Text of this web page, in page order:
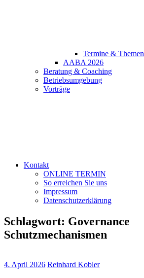
Termine & Themen
AABA 2026
Beratung & Coaching
Betriebsumgebung
Vorträge
Kontakt
ONLINE TERMIN
So erreichen Sie uns
Impressum
Datenschutzerklärung
Schlagwort: Governance
Schutzmechanismen
4. April 2026 Reinhard Kobler